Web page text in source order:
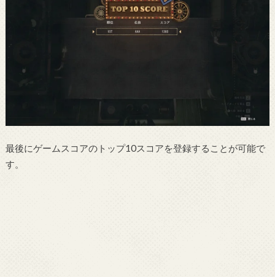
最後にゲームスコアのトップ10スコアを登録することが可能で
す。